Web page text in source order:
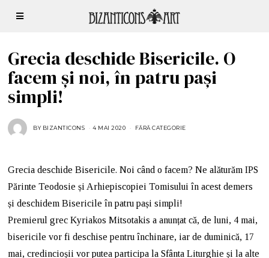
Grecia deschide Bisericile. O
facem și noi, în patru pași
simpli!
BY BIZANTICONS 4 MAI 2020 FĂRĂ CATEGORIE
Grecia deschide Bisericile. Noi când o facem? Ne alăturăm IPS
Părinte Teodosie și Arhiepiscopiei Tomisului în acest demers
și deschidem Bisericile în patru pași simpli!
Premierul grec Kyriakos Mitsotakis a anunțat că, de luni, 4 mai,
bisericile vor fi deschise pentru închinare, iar de duminică, 17
mai, credincioșii vor putea participa la Sfânta Liturghie și la alte